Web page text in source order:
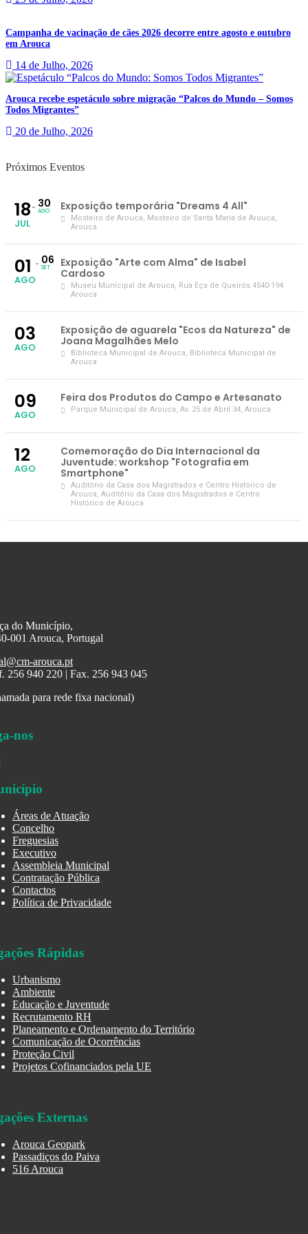
Campanha de vacinação de cães 2026 decorre entre agosto e outubro
em Arouca
14 de Julho, 2026
Arouca recebe espetáculo sobre migração “Palcos do Mundo – Somos
Todos Migrantes”
20 de Julho, 2026
Próximos Eventos
18
JUL
30
AGO Exposição temporária "Dreams 4 All"
Mosteiro de Arouca, Mosteiro de Santa Maria de Arouca,
Arouca
01
AGO
06
SET
Exposição "Arte com Alma" de Isabel
Cardoso
Museu Municipal de Arouca, Rua Eça de Queirós 4540-194
Arouca
03
AGO
Exposição de aguarela "Ecos da Natureza" de
Joana Magalhães Melo
Biblioteca Municipal de Arouca, Biblioteca Municipal de
Arouca
09
AGO
Feira dos Produtos do Campo e Artesanato
Parque Municipal de Arouca, Av. 25 de Abril 34, Arouca
12
AGO
Comemoração do Dia Internacional da
Juventude: workshop "Fotografia em
Smartphone"
Auditório da Casa dos Magistrados e Centro Histórico de
Arouca, Auditório da Casa dos Magistrados e Centro
Histórico de Arouca
do Município,
001 Arouca, Portugal
arouca.pt
256 940 220 | Fax. 256 943 045
para rede fixa nacional)
nos
Áreas de Atuação
Concelho
Freguesias
Executivo
Assembleia Municipal
Contratação Pública
Contactos
Política de Privacidade
Rápidas
Urbanismo
Ambiente
Educação e Juventude
Recrutamento RH
Planeamento e Ordenamento do Território
Comunicação de Ocorrências
Proteção Civil
Projetos Cofinanciados pela UE
Externas
Arouca Geopark
Passadiços do Paiva
516 Arouca